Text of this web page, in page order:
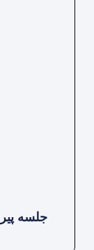
جلسه